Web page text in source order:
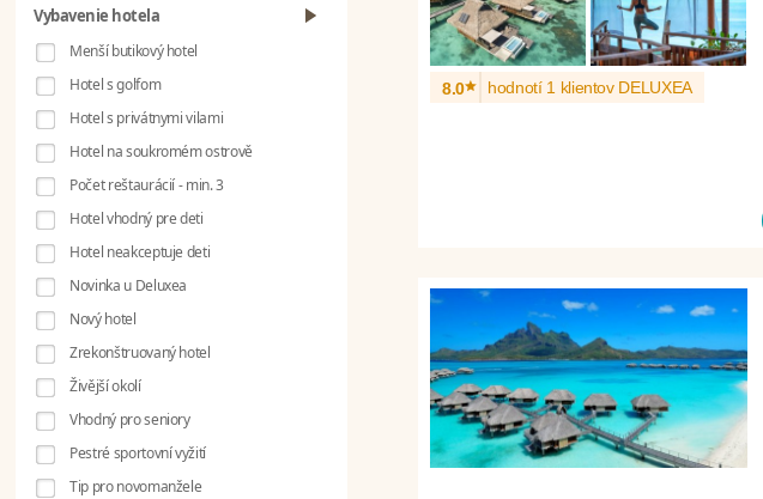
Vybavenie hotela
Menší butikový hotel
Hotel s golfom
Hotel s privátnymi vilami
Hotel na soukromém ostrově
Počet reštaurácií - min. 3
Hotel vhodný pre deti
Hotel neakceptuje deti
Novinka u Deluxea
Nový hotel
Zrekonštruovaný hotel
Živější okolí
Vhodný pro seniory
Pestré sportovní vyžití
Tip pro novomanžele
8.0* hodnotí 1 klientov DELUXEA